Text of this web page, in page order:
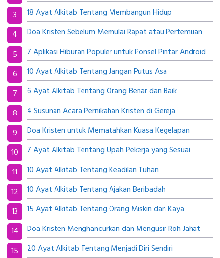
18 Ayat Alkitab Tentang Membangun Hidup
Doa Kristen Sebelum Memulai Rapat atau Pertemuan
7 Aplikasi Hiburan Populer untuk Ponsel Pintar Android
10 Ayat Alkitab Tentang Jangan Putus Asa
6 Ayat Alkitab Tentang Orang Benar dan Baik
4 Susunan Acara Pernikahan Kristen di Gereja
Doa Kristen untuk Mematahkan Kuasa Kegelapan
7 Ayat Alkitab Tentang Upah Pekerja yang Sesuai
10 Ayat Alkitab Tentang Keadilan Tuhan
10 Ayat Alkitab Tentang Ajakan Beribadah
15 Ayat Alkitab Tentang Orang Miskin dan Kaya
Doa Kristen Menghancurkan dan Mengusir Roh Jahat
20 Ayat Alkitab Tentang Menjadi Diri Sendiri